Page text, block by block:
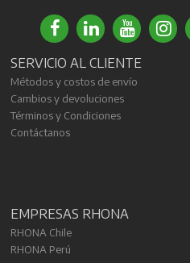
SERVICIO AL CLIENTE
Métodos y costos de envío
Cambios y devoluciones
Términos y Condiciones
Contáctanos
EMPRESAS RHONA
RHONA Chile
RHONA Perú